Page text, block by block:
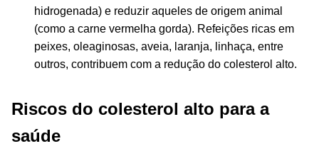
hidrogenada) e reduzir aqueles de origem animal
(como a carne vermelha gorda). Refeições ricas em
peixes, oleaginosas, aveia, laranja, linhaça, entre
outros, contribuem com a redução do colesterol alto.
Riscos do colesterol alto para a
saúde